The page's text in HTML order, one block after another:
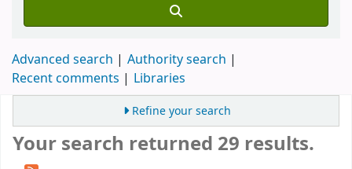
Advanced search
Authority search
Recent comments
Libraries
Refine your search
Your search returned 29 results.